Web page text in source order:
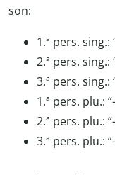
son:
1.ª pers. sing.:
2.ª pers. sing.:
3.ª pers. sing.:
1.ª pers. plu.:
2.ª pers. plu.:
3.ª pers. plu.: